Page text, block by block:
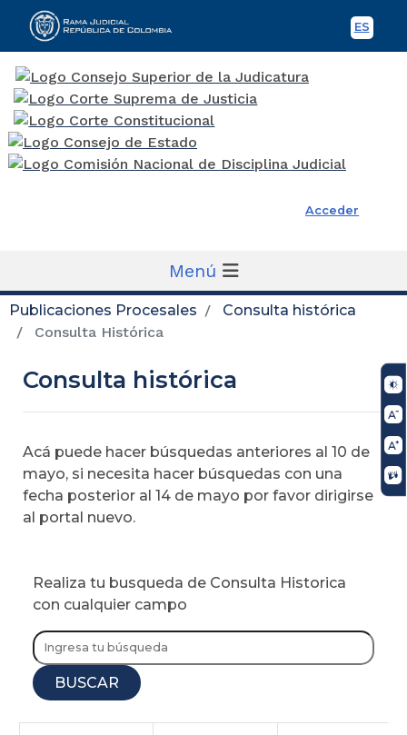
ES
Rama Judicial
Acceder
Menú
Publicaciones Procesales
Consulta histórica
Consulta Histórica
Consulta histórica
Acá puede hacer búsquedas anteriores al 10 de
mayo, si necesita hacer búsquedas con una
fecha posterior al 14 de mayo por favor dirigirse
al portal nuevo.
Realiza tu busqueda de Consulta Historica
con cualquier campo
BUSCAR